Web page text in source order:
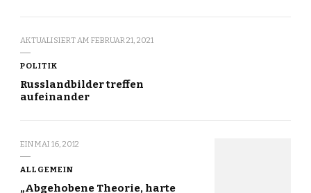
AKTUALISIERT AM FEBRUAR 21, 2021
POLITIK
Russlandbilder treffen
aufeinander
EINMAI 16, 2012
ALLGEMEIN
„Abgehobene Theorie, harte